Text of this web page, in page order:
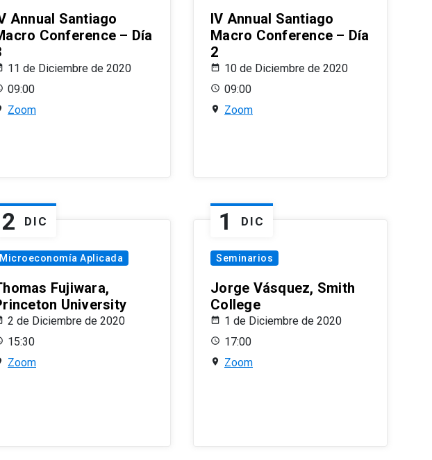
Annual Santiago
Conference – Día
11 de Diciembre de 2020
09:00
Zoom
IV Annual Santiago
Macro Conference – Día
2
10 de Diciembre de 2020
09:00
Zoom
2 DIC
Microeconomía Aplicada
Fujiwara,
University
2 de Diciembre de 2020
15:30
Zoom
1 DIC
Seminarios
Jorge Vásquez, Smith
College
1 de Diciembre de 2020
17:00
Zoom